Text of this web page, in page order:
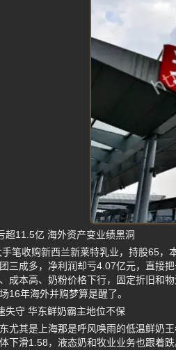
超11.5亿 海外资产变业绩黑洞
笔收购新西兰新莱特乳业，持股65
三成多，净利润却亏4.07亿元，直接
成本高、奶粉价格下行，固定折旧和
16年海外并购梦算是醒了。
失守 华东鲜奶霸主地位不保
尤其是上海那是呼风唤雨的低温鲜奶
下滑1.58，液态奶和牧业业务也跟着